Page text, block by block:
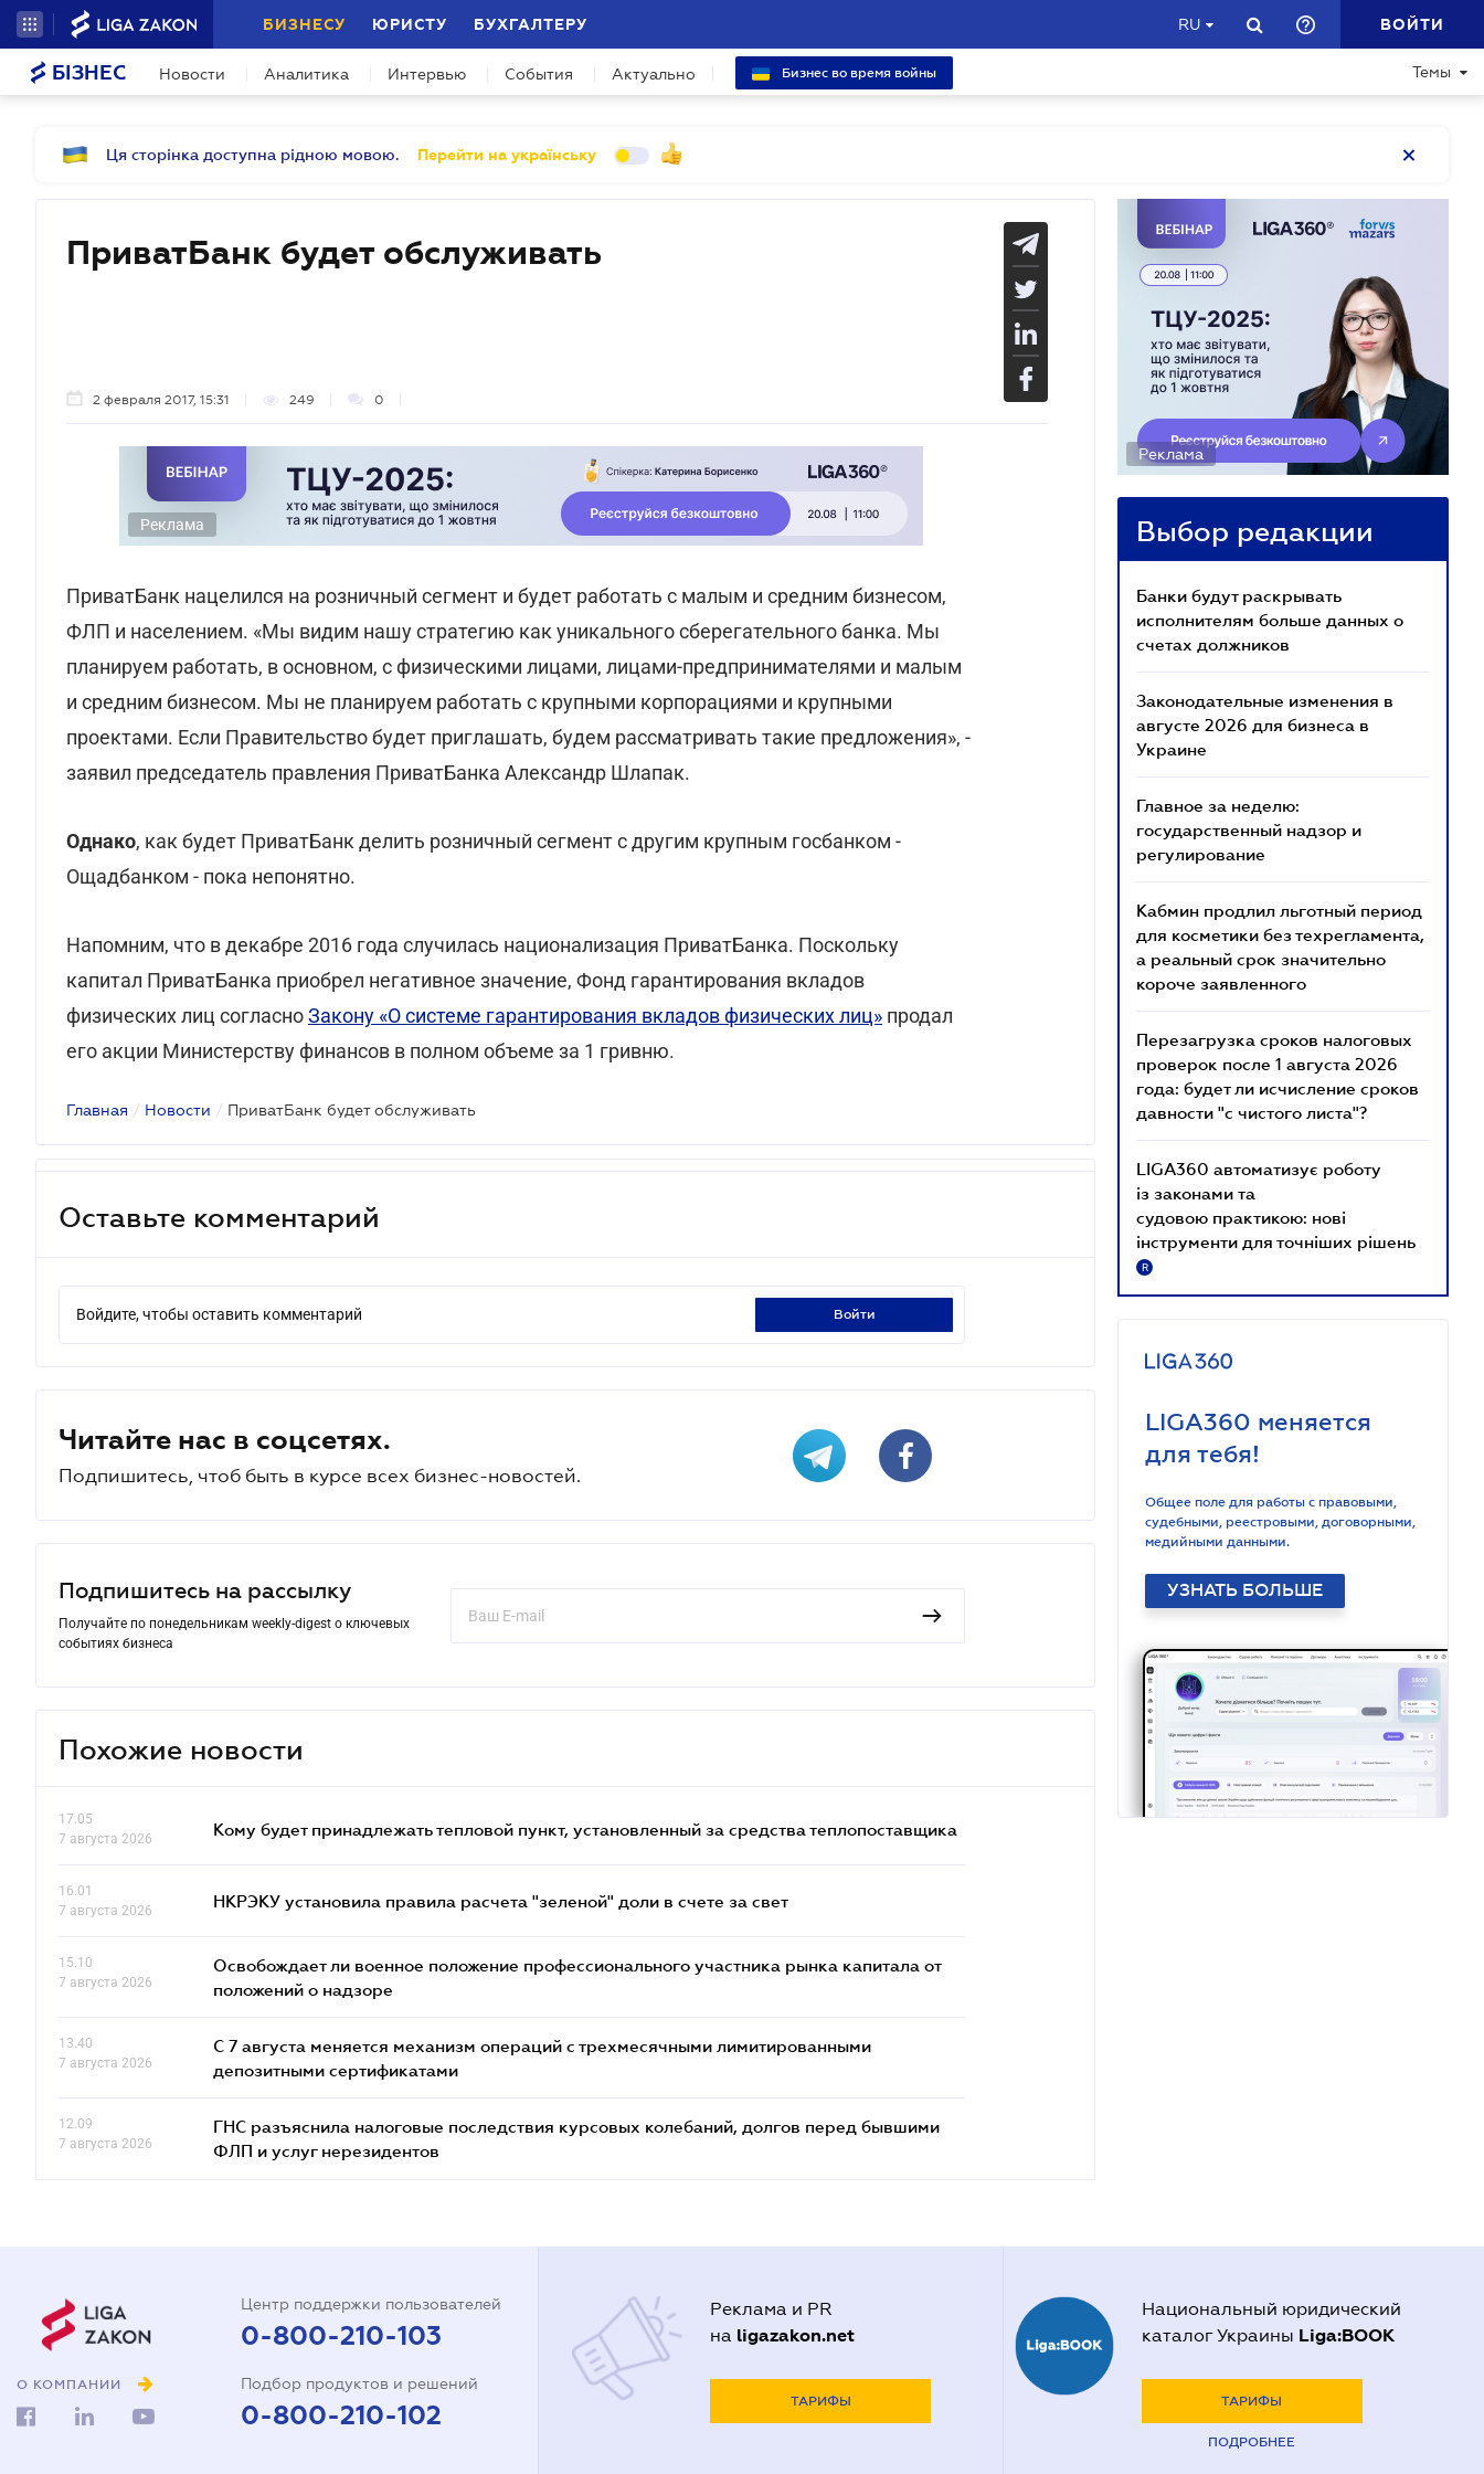
БИЗНЕСУ ЮРИСТУ БУХГАЛТЕРУ RU ВОЙТИ
БІЗНЕС Новости Аналитика Интервью События Актуально Бизнес во время войны Темы
Ця сторінка доступна рідною мовою. Перейти на українську
ПриватБанк будет обслуживать
2 февраля 2017, 15:31 249 0
Реклама
ПриватБанк нацелился на розничный сегмент и будет работать с малым и средним бизнесом,
ФЛП и населением. «Мы видим нашу стратегию как уникального сберегательного банка. Мы
планируем работать, в основном, с физическими лицами, лицами-предпринимателями и малым
и средним бизнесом. Мы не планируем работать с крупными корпорациями и крупными
проектами. Если Правительство будет приглашать, будем рассматривать такие предложения», -
заявил председатель правления ПриватБанка Александр Шлапак.
Однако, как будет ПриватБанк делить розничный сегмент с другим крупным госбанком -
Ощадбанком - пока непонятно.
Напомним, что в декабре 2016 года случилась национализация ПриватБанка. Поскольку
капитал ПриватБанка приобрел негативное значение, Фонд гарантирования вкладов
физических лиц согласноЗакону «О системе гарантирования вкладов физических лиц» продал
его акции Министерству финансов в полном объеме за 1 гривню.
Главная / Новости / ПриватБанк будет обслуживать
Оставьте комментарий
Войдите, чтобы оставить комментарий войти
Читайте нас в соцсетях.
Подпишитесь, чтоб быть в курсе всех бизнес-новостей.
Подпишитесь на рассылку
Получайте по понедельникам weekly-digest о ключевых
событиях бизнеса
Похожие новости
17.05
7 августа 2026
Кому будет принадлежать тепловой пункт, установленный за средства теплопоставщика
16.01
7 августа 2026
НКРЭКУ установила правила расчета "зеленой" доли в счете за свет
15.10
7 августа 2026
Освобождает ли военное положение профессионального участника рынка капитала от
положений о надзоре
13.40
7 августа 2026
С 7 августа меняется механизм операций с трехмесячными лимитированными
депозитными сертификатами
12.09
7 августа 2026
ГНС разъяснила налоговые последствия курсовых колебаний, долгов перед бывшими
ФЛП и услуг нерезидентов
Реклама
Выбор редакции
Банки будут раскрывать
исполнителям больше данных о
счетах должников
Законодательные изменения в
августе 2026 для бизнеса в
Украине
Главное за неделю:
государственный надзор и
регулирование
Кабмин продлил льготный период
для косметики без техрегламента,
а реальный срок значительно
короче заявленного
Перезагрузка сроков налоговых
проверок после 1 августа 2026
года: будет ли исчисление сроков
давности "с чистого листа"?
LIGA360 автоматизує роботу
із законами та
судовою практикою: нові
інструменти для точніших рішень
R
LIGA360 меняется
для тебя!
Общее поле для работы с правовыми,
судебными, реестровыми, договорными,
медийными данными.
УЗНАТЬ БОЛЬШЕ
О КОМПАНИИ
Центр поддержки пользователей
0-800-210-103
Подбор продуктов и решений
0-800-210-102
Реклама и PR
на ligazakon.net
ТАРИФЫ
Национальный юридический
каталог Украины Liga:BOOK
ТАРИФЫ
ПОДРОБНЕЕ